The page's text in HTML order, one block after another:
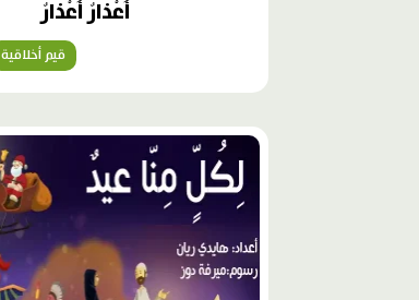
أَعْذارٌ أَعْذارٌ
قيم أخلاقية
محتوى
مميّز